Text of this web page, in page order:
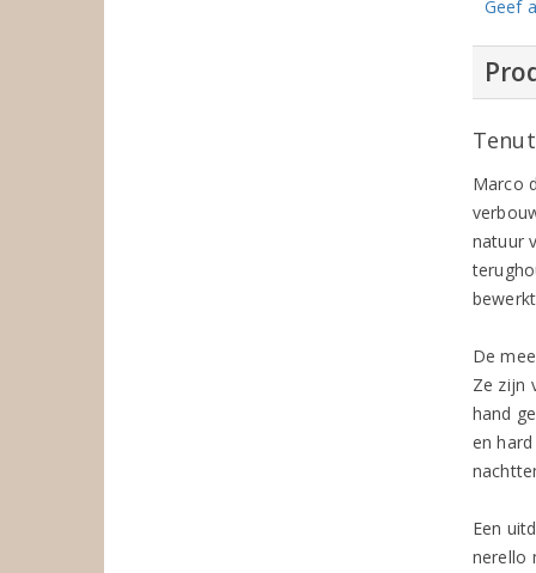
Geef
Marco
natuur
De
Ze zijn
hand
en
Een
nerello